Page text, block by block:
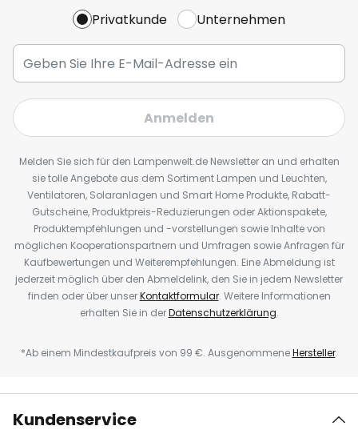
Privatkunde Unternehmen
Anmelden
Melden Sie sich für den Lampenwelt.de Newsletter an und erhalten
sie tolle Angebote aus dem Sortiment Lampen und Leuchten,
Ventilatoren, Solaranlagen und Smart Home Produkte, Rabatt-
Gutscheine, Produktpreis-Reduzierungen oder Aktionspakete,
Produktempfehlungen und -vorstellungen sowie Inhalte von
möglichen Kooperationspartnern und Umfragen sowie Anfragen für
Kaufbewertungen und Weiterempfehlungen. Eine Abmeldung ist
jederzeit möglich über den Abmeldelink, den Sie in jedem Newsletter
finden oder über unserKontaktformular. Weitere Informationen
erhalten Sie in derDatenschutzerklärung.
*Ab einem Mindestkaufpreis von 99 €. AusgenommeneHersteller.
Kundenservice